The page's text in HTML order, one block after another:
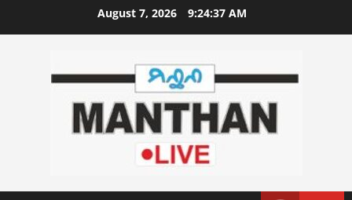
August 7, 2026 9:24:38 AM